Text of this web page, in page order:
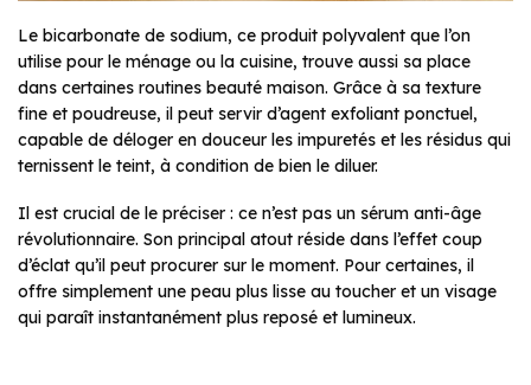
Le bicarbonate de sodium, ce produit polyvalent que l’on
utilise pour le ménage ou la cuisine, trouve aussi sa place
dans certaines routines beauté maison. Grâce à sa texture
fine et poudreuse, il peut servir d’agent exfoliant ponctuel,
capable de déloger en douceur les impuretés et les résidus qui
ternissent le teint, à condition de bien le diluer.
Il est crucial de le préciser : ce n’est pas un sérum anti-âge
révolutionnaire. Son principal atout réside dans l’effet coup
d’éclat qu’il peut procurer sur le moment. Pour certaines, il
offre simplement une peau plus lisse au toucher et un visage
qui paraît instantanément plus reposé et lumineux.